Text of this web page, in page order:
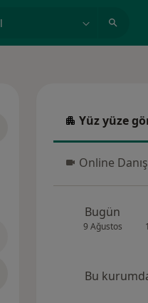
Yüz yüze
Yüz yüze
Online
Online
Bugün
9 Ağustos
Bu